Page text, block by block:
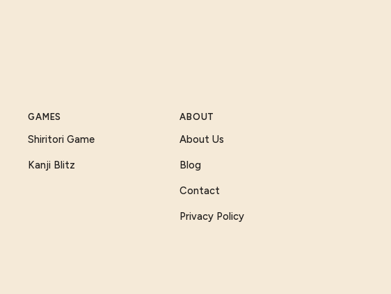
GAMES
Shiritori Game
Kanji Blitz
ABOUT
About Us
Blog
Contact
Privacy Policy